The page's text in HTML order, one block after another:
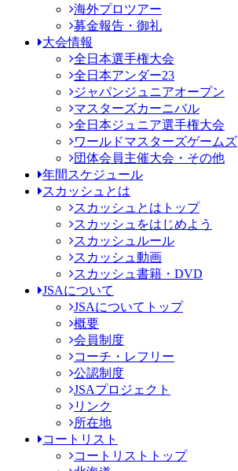
海外プロツアー
募金報告・御礼
大会情報
全日本選手権大会
全日本アンダー23
ジャパンジュニアオープン
マスターズカーニバル
全日本ジュニア選手権大会
ワールドマスターズゲームズ
団体会員主催大会・その他
年間スケジュール
スカッシュとは
スカッシュとはトップ
スカッシュをはじめよう
スカッシュルール
スカッシュ動画
スカッシュ書籍・DVD
JSAについて
JSAについてトップ
概要
会員制度
コーチ・レフリー
公認制度
JSAプロジェクト
リンク
所在地
コートリスト
コートリストトップ